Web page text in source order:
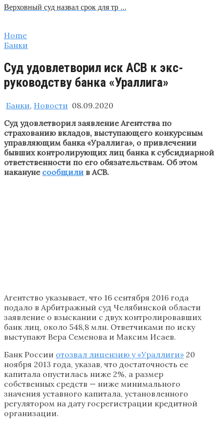
Верховный суд назвал срок для тр …
Home
Банки
​Суд удовлетворил иск АСВ к экс-
руководству банка «Ураллига​»
Банки, Новости 08.09.2020
Суд удовлетворил заявление Агентства по
страхованию вкладов, выступающего конкурсным
управляющим банка «Ураллига», о привлечении
бывших контролирующих лиц банка к субсидиарной
ответственности по его обязательствам. Об этом
накануне сообщили в АСВ.
Агентство указывает, что 16 сентября 2016 года
подало в Арбитражный суд Челябинской области
заявление о взыскании с двух контролировавших
банк лиц, около 548,8 млн. Ответчиками по иску
выступают Вера Семенова и Максим Исаев.
Банк России отозвал лицензию у «Ураллиги» 20
ноября 2013 года, указав, что достаточность ее
капитала опустилась ниже 2%, а размер
собственных средств — ниже минимального
значения уставного капитала, установленного
регулятором на дату госрегистрации кредитной
организации.